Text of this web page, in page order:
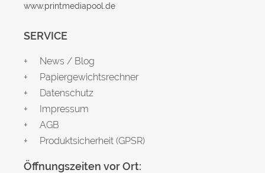
www.printmediapool.de
SERVICE
News / Blog
Papiergewichtsrechner
Datenschutz
Impressum
AGB
Produktsicherheit (GPSR)
Öffnungszeiten vor Ort: